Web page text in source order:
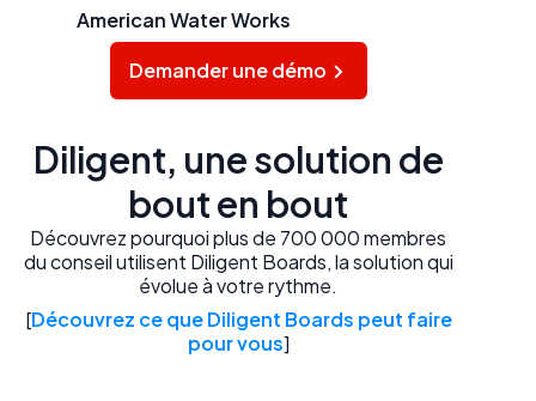
American Water Works
Demander une démo
Diligent, une solution de
bout en bout
Découvrez pourquoi plus de 700 000 membres
du conseil utilisent Diligent Boards, la solution qui
évolue à votre rythme.
[Découvrez ce que Diligent Boards peut faire
pour vous]